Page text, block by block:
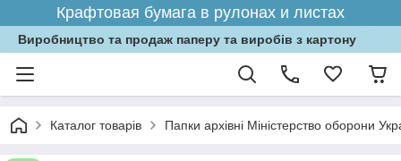
Крафтовая бумага в рулонах и листах
Виробництво та продаж паперу та виробів з картону
Каталог товарів Папки архівні Міністерство оборони